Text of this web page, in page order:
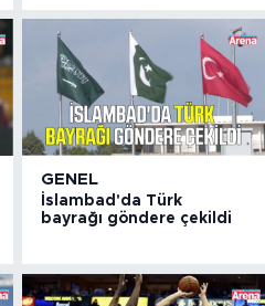
GENEL
İslambad'da Türk
bayrağı göndere çekildi